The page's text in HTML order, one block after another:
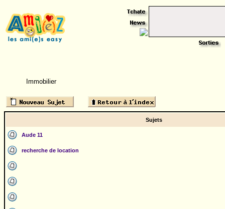
Immobilier
Sujets
Aude 11
recherche de location